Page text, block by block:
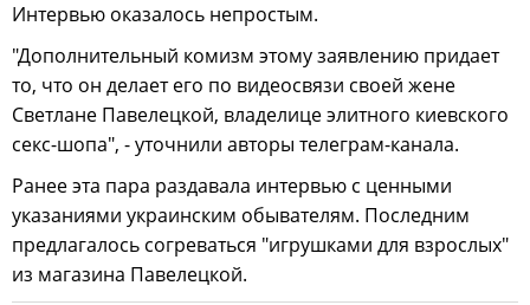
Интервью оказалось непростым.
"Дополнительный комизм этому заявлению придает
то, что он делает его по видеосвязи своей жене
Светлане Павелецкой, владелице элитного киевского
секс-шопа", - уточнили авторы телеграм-канала.
Ранее эта пара раздавала интервью с ценными
указаниями украинским обывателям. Последним
предлагалось согреваться "игрушками для взрослых"
из магазина Павелецкой.